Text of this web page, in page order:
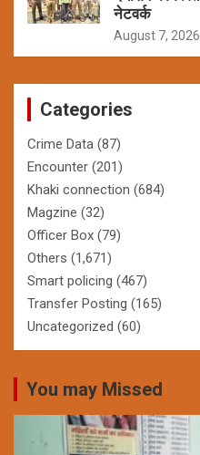
नेटवर्क
August 7, 2026
Categories
Crime Data (87)
Encounter (201)
Khaki connection (684)
Magzine (32)
Officer Box (79)
Others (1,671)
Smart policing (467)
Transfer Posting (165)
Uncategorized (60)
You may Missed